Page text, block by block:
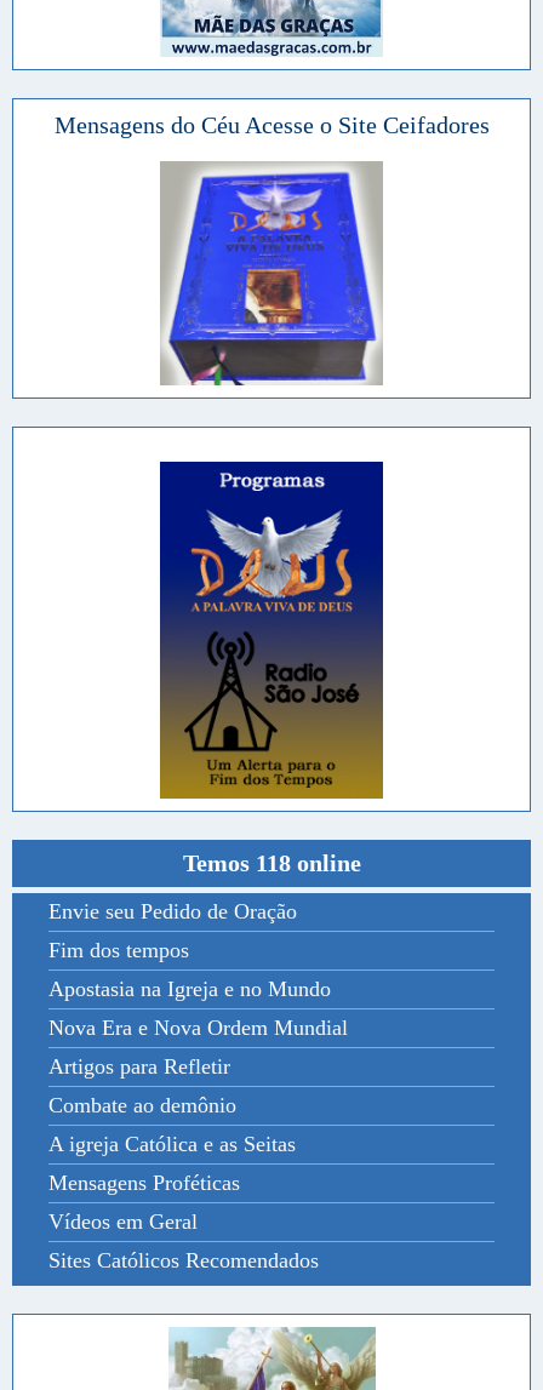
Mensagens do Céu Acesse o Site Ceifadores
Temos 118 online
Envie seu Pedido de Oração
Fim dos tempos
Apostasia na Igreja e no Mundo
Nova Era e Nova Ordem Mundial
Artigos para Refletir
Combate ao demônio
A igreja Católica e as Seitas
Mensagens Proféticas
Vídeos em Geral
Sites Católicos Recomendados